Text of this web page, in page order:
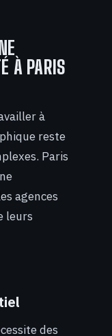
À PARIS
à
reste
Paris
agences
leurs
des